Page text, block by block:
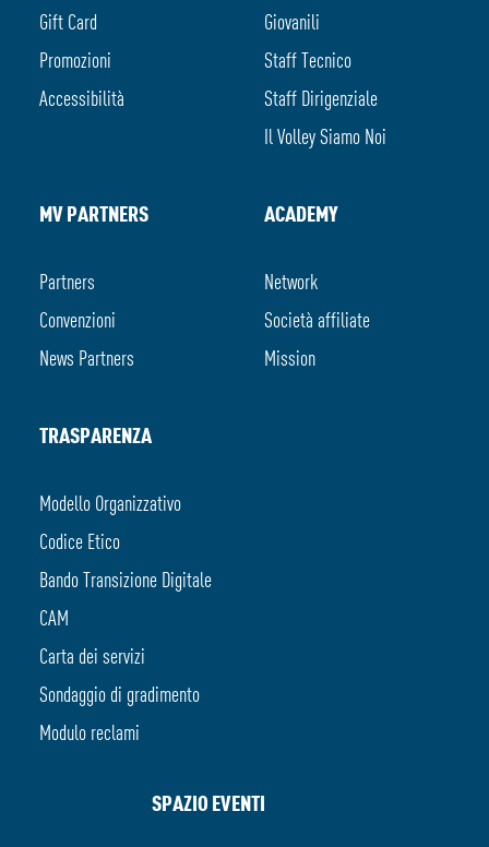
Gift Card
Promozioni
Accessibilità
Giovanili
Staff Tecnico
Staff Dirigenziale
Il Volley Siamo Noi
MV PARTNERS
Partners
Convenzioni
News Partners
ACADEMY
Network
Società affiliate
Mission
TRASPARENZA
Modello Organizzativo
Codice Etico
Bando Transizione Digitale
CAM
Carta dei servizi
Sondaggio di gradimento
Modulo reclami
SPAZIO EVENTI